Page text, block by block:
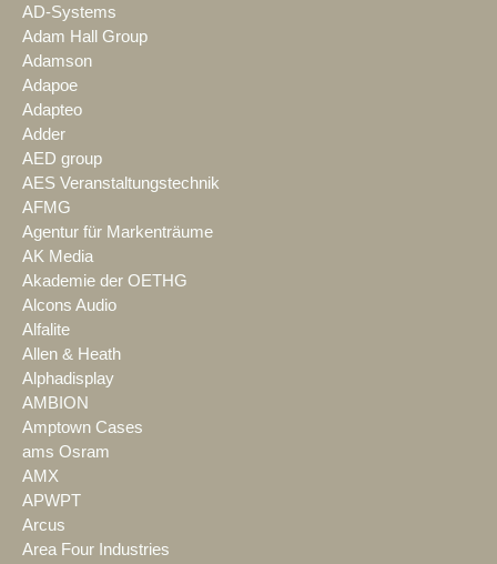
AD-Systems
Adam Hall Group
Adamson
Adapoe
Adapteo
Adder
AED group
AES Veranstaltungstechnik
AFMG
Agentur für Markenträume
AK Media
Akademie der OETHG
Alcons Audio
Alfalite
Allen & Heath
Alphadisplay
AMBION
Amptown Cases
ams Osram
AMX
APWPT
Arcus
Area Four Industries